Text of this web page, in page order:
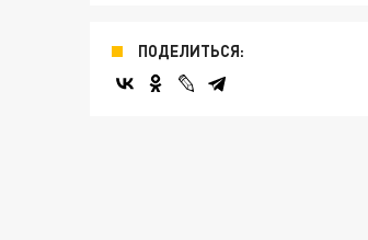
ПОДЕЛИТЬСЯ: